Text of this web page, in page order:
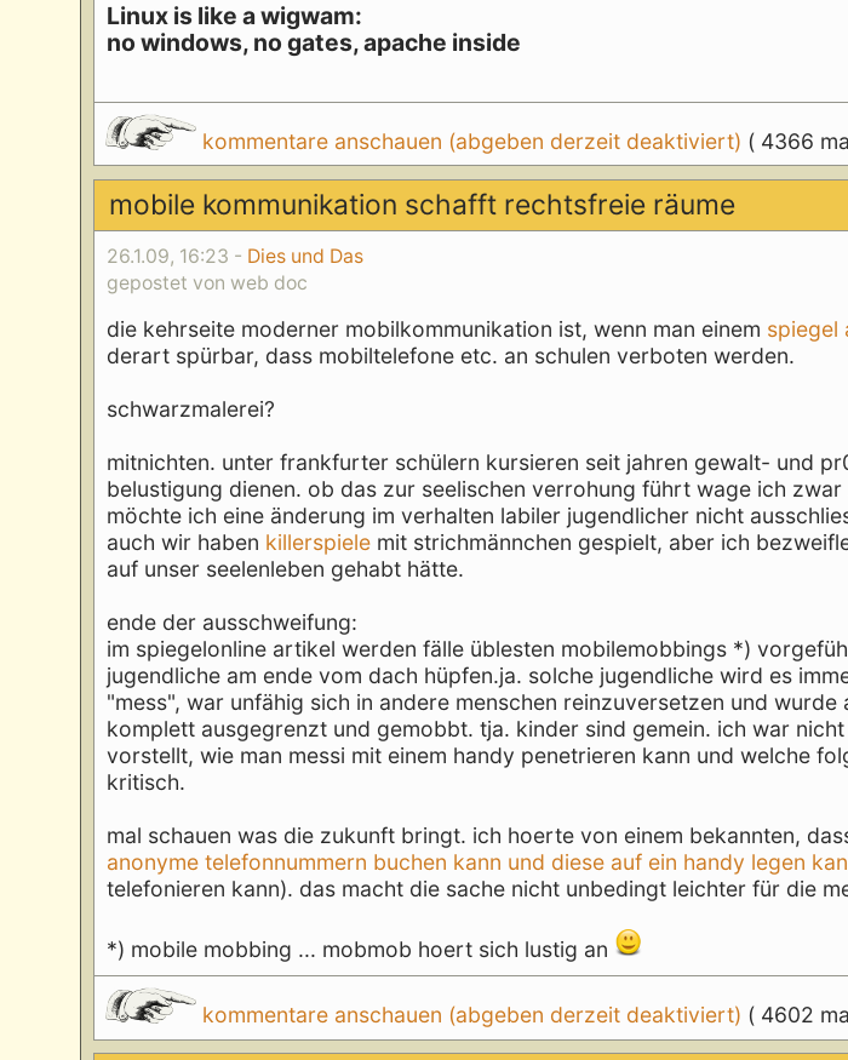
Linux is like a wigwam:
no windows, no gates, apache inside
kommentare anschauen (abgeben derzeit deaktiviert) ( 4366
mobile kommunikation schafft rechtsfreie räume
26.1.09, 16:23 - Dies und Das
gepostet von web doc
die kehrseite moderner mobilkommunikation ist, wenn man einem spiegel
derart spürbar, dass mobiltelefone etc. an schulen verboten werden.
schwarzmalerei?
mitnichten. unter frankfurter schülern kursieren seit jahren gewalt- und
belustigung dienen. ob das zur seelischen verrohung führt wage ich
möchte ich eine änderung im verhalten labiler jugendlicher nicht
auch wir haben killerspiele mit strichmännchen gespielt, aber ich
auf unser seelenleben gehabt hätte.
ende der ausschweifung:
im spiegelonline artikel werden fälle üblesten mobilemobbings *)
jugendliche am ende vom dach hüpfen.ja. solche jugendliche wird es
"mess", war unfähig sich in andere menschen reinzuversetzen und wurde
komplett ausgegrenzt und gemobbt. tja. kinder sind gemein. ich war
vorstellt, wie man messi mit einem handy penetrieren kann und welche
kritisch.
mal schauen was die zukunft bringt. ich hoerte von einem bekannten,
anonyme telefonnummern buchen kann und diese auf ein handy legen
telefonieren kann). das macht die sache nicht unbedingt leichter für die
*) mobile mobbing ... mobmob hoert sich lustig an
kommentare anschauen (abgeben derzeit deaktiviert) ( 4602